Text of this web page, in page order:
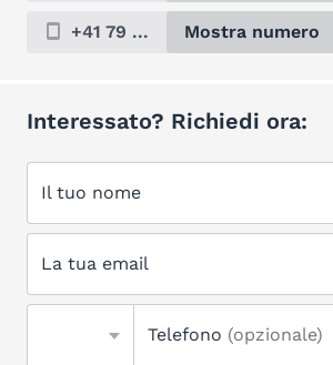
+41 79 ... Mostra numero
Interessato? Richiedi ora:
Il tuo nome
La tua email
Telefono (opzionale)